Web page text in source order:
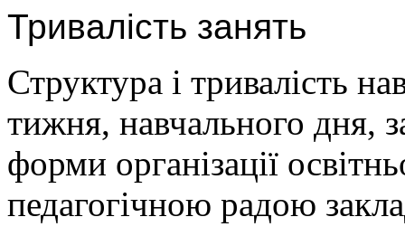
Тривалість занять
Структура і тривалість
тижня, навчального дня,
форми організації
педагогічною радою